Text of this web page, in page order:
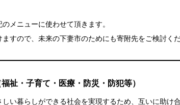
メニューに使わせて頂きます。
すので、未来の下妻市のためにも寄附先をご検討くだ
祉・子育て・医療・防災・防犯等）
い暮らしができる社会を実現するため、互いに助